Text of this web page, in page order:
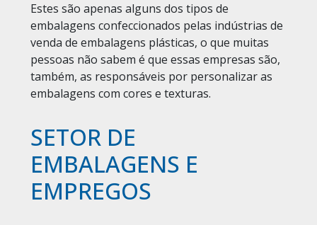
Estes são apenas alguns dos tipos de
embalagens confeccionados pelas indústrias de
venda de embalagens plásticas, o que muitas
pessoas não sabem é que essas empresas são,
também, as responsáveis por personalizar as
embalagens com cores e texturas.
SETOR DE
EMBALAGENS E
EMPREGOS